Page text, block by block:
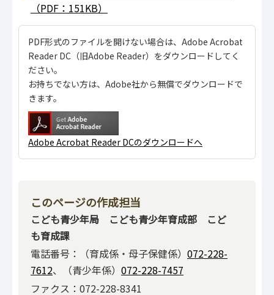
（PDF：151KB）
PDF形式のファイルを開けない場合は、Adobe Acrobat
Reader DC（旧Adobe Reader）をダウンロードしてく
ださい。
お持ちでない方は、Adobe社から無償でダウンロードで
きます。
Adobe Acrobat Reader DCのダウンロードへ
このページの作成担当
こども青少年局 こども青少年育成部 こど
も育成課
電話番号：（育成係・母子保健係） 072-228-
7612、（青少年係） 072-228-7457
ファクス：072-228-8341